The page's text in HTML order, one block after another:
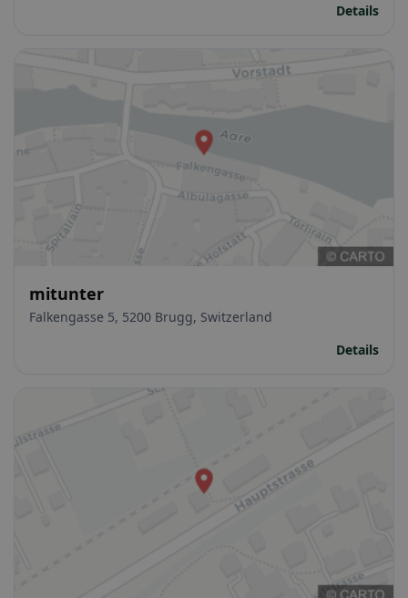
Details
mitunter
Falkengasse 5, 5200 Brugg, Switzerland
Details